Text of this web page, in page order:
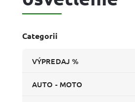
Categorii
VÝPREDAJ %
AUTO - MOTO